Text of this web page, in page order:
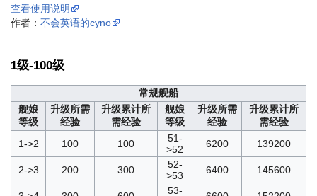
查看使用说明
作者： 不会英语的cyno
1级-100级
常规舰船
舰娘
等级
升级所需
经验
升级累计所
需经验
舰娘
等级
升级所需
经验
升级累计所
需经验
1->2
100 100
51-
>52
6200 139200
2->3 200 300
52-
>53
6400 145600
53-